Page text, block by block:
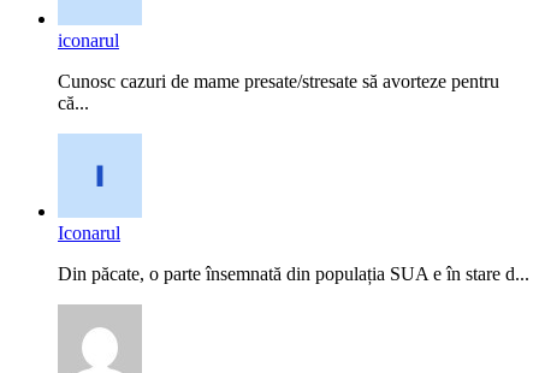
iconarul
Cunosc cazuri de mame presate/stresate să avorteze pentru
că...
Iconarul
Din păcate, o parte însemnată din populația SUA e în stare d...